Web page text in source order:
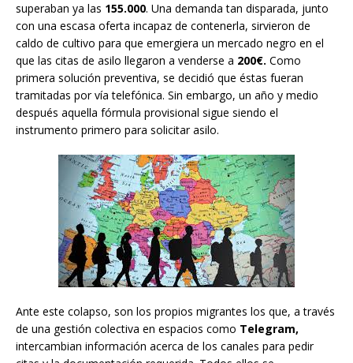
superaban ya las 155.000. Una demanda tan disparada, junto
con una escasa oferta incapaz de contenerla, sirvieron de
caldo de cultivo para que emergiera un mercado negro en el
que las citas de asilo llegaron a venderse a 200€. Como
primera solución preventiva, se decidió que éstas fueran
tramitadas por vía telefónica. Sin embargo, un año y medio
después aquella fórmula provisional sigue siendo el
instrumento primero para solicitar asilo.
Ante este colapso, son los propios migrantes los que, a través
de una gestión colectiva en espacios como Telegram,
intercambian información acerca de los canales para pedir